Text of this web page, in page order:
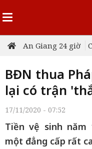
An Giang 24 giờ
BĐN thua
lại có trận
17/11/2020 - 07:52
Tiền vệ sinh năm
một đẳng cấp rất